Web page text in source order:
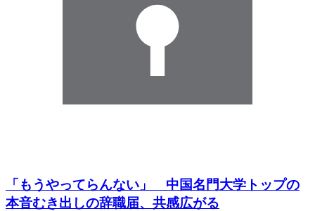
「もうやってらんない」 中国名門大学トップの
本音むき出しの辞職届、共感広がる